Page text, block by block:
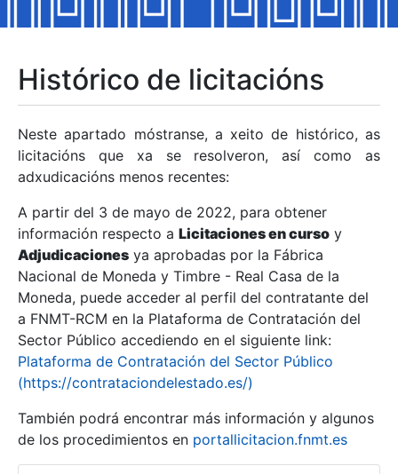
Mostrar/Ocultar
Mostrar/Ocultar
Mostrar/Ocultar
Mostrar/Ocultar
Histórico de licitacións
Neste apartado móstranse, a xeito de histórico, as
licitacións que xa se resolveron, así como as
adxudicacións menos recentes:
A partir del 3 de mayo de 2022, para obtener
información respecto a Licitaciones en curso y
Adjudicaciones ya aprobadas por la Fábrica
Nacional de Moneda y Timbre - Real Casa de la
Moneda, puede acceder al perfil del contratante del
a FNMT-RCM en la Plataforma de Contratación del
Sector Público accediendo en el siguiente link:
Plataforma de Contratación del Sector Público
(https://contrataciondelestado.es/)
También podrá encontrar más información y algunos
de los procedimientos en portallicitacion.fnmt.es